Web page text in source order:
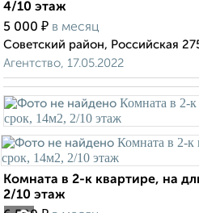
4/10 этаж
5 000 ₽ в месяц
Советский район, Российская
Агентство, 17.05.2022
Комната в 2-к квартире, на
2/10 этаж